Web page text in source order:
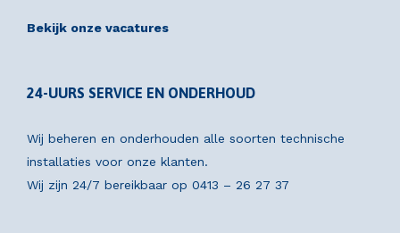
Bekijk onze vacatures
24-UURS SERVICE EN ONDERHOUD
Wij beheren en onderhouden alle soorten technische
installaties voor onze klanten.
Wij zijn 24/7 bereikbaar op 0413 – 26 27 37